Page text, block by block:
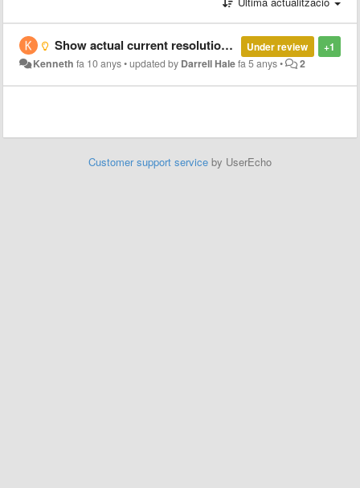
+1
Under review
Show actual current resolution instead of `(current)`
Kenneth fa 10 anys•updated by Darrell Halefa 5 anys• 2
Customer support service by UserEcho